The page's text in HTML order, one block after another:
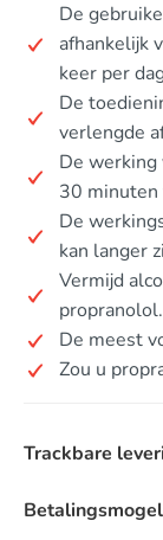
De
afhankelijk
keer per
De
verlengde
De werking
30
De
kan langer
Vermijd
propranolol.
De meest
Zou u
Trackbare